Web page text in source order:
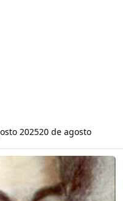
202520 de agosto
Antonio de la Santísima